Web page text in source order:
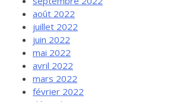
août 2022
juillet 2022
juin 2022
mai 2022
avril 2022
mars 2022
février 2022